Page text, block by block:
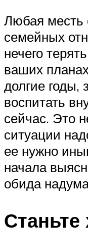
Любая месть
семейных
нечего
ваших
долгие годы,
воспитать
сейчас. Это
ситуации
ее нужно
начала
обида
Станьте